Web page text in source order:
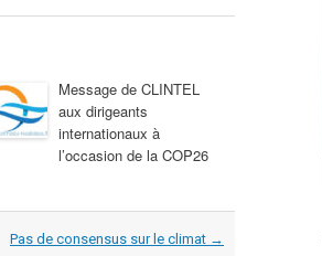
Message de CLINTEL
aux dirigeants
internationaux à
l’occasion de la COP26
Pas de consensus sur le climat →